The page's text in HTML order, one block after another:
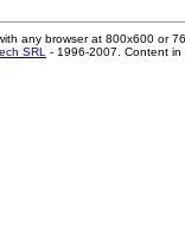
any browser at 800x600 or
SRL - 1996-2007. Content